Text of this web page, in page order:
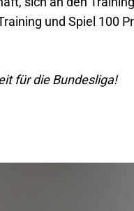
und Spiel 100
für die Bundesliga!